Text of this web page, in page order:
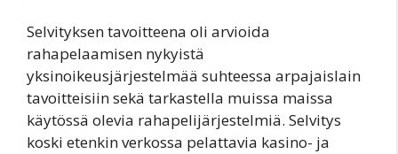
Selvityksen tavoitteena oli arvioida
rahapelaamisen nykyistä
yksinoikeusjärjestelmää suhteessa arpajaislain
tavoitteisiin sekä tarkastella muissa maissa
käytössä olevia rahapelijärjestelmiä. Selvitys
koski etenkin verkossa pelattavia kasino- ja